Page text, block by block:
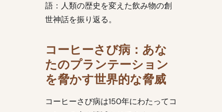
語：人類の歴史を変えた飲み物の創
世神話を振り返る。
コーヒーさび病：あな
たのプランテーション
を脅かす世界的な脅威
コーヒーさび病は150年にわたってコ